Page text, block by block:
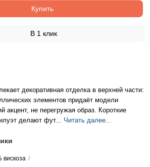
Купить
В 1 клик
декоративная отделка в верхней части:
элементов придаёт модели
акцент, не перегружая образ. Короткие
делают фут... Читать далее...
вискоза